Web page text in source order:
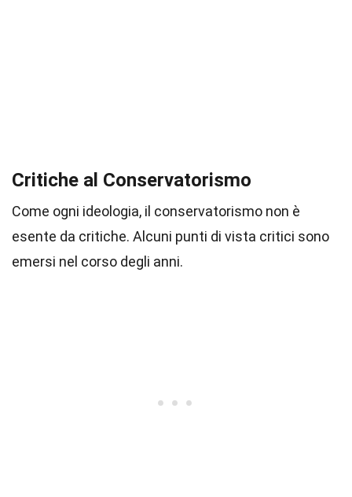
Critiche al Conservatorismo
Come ogni ideologia, il conservatorismo non è
esente da critiche. Alcuni punti di vista critici sono
emersi nel corso degli anni.